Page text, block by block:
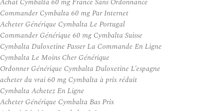
Commander Cymbalta 60 mg Par Internet
Acheter Générique Cymbalta Le Portugal
Commander Générique 60 mg Cymbalta Suisse
Cymbalta Duloxetine Passer La Commande En Ligne
Cymbalta Le Moins Cher Générique
Ordonner Générique Cymbalta Duloxetine L’espagne
acheter du vrai 60 mg Cymbalta à prix réduit
Cymbalta Achetez En Ligne
Acheter Générique Cymbalta Bas Prix